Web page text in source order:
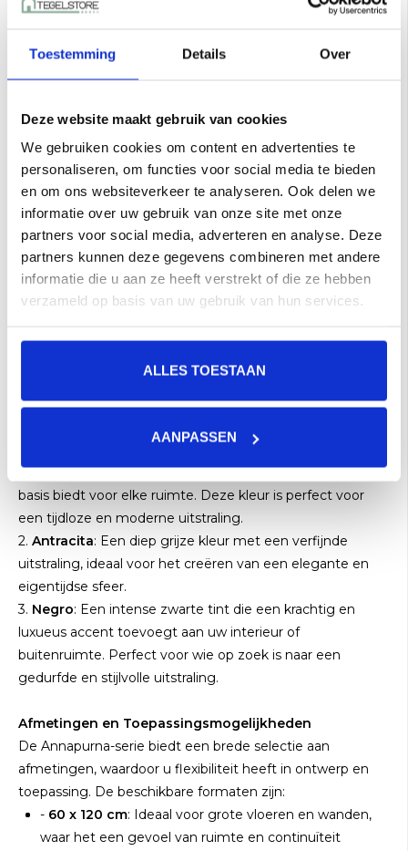
Toestemming Details Over
Deze website maakt gebruik van cookies
We gebruiken cookies om content en advertenties te
personaliseren, om functies voor social media te bieden
en om ons websiteverkeer te analyseren. Ook delen we
informatie over uw gebruik van onze site met onze
partners voor social media, adverteren en analyse. Deze
partners kunnen deze gegevens combineren met andere
informatie die u aan ze heeft verstrekt of die ze hebben
verzameld op basis van uw gebruik van hun services.
ALLES TOESTAAN
AANPASSEN
Grespania
Annapurna
Annapurna Serie van Grespania: Harmonieuze
Elegantie en Robuuste Duurzaamheid
DeAnnapurnavan Grespaniabrengt een subtiele mix
van natuurlijke elegantie en hedendaagse stijl in uw
interieur en buitenruimte. Geïnspireerd door de serene
schoonheid van berglandschappen, biedt deze collectie
keramische tegels een rustgevende en tijdloze esthetiek.
buitenruimte wilt verfraaien, de Annapurna-serie biedt
Kleuren en Texturen
kleuren, die elk een unieke sfeer en stijl uitstralen:
1.Gris: Een zachte grijstint die een neutrale en serene
basis biedt voor elke ruimte. Deze kleur is perfect voor
een tijdloze en moderne uitstraling.
2. Antracita: Een diep grijze kleur met een verfijnde
uitstraling, ideaal voor het creëren van een elegante en
eigentijdse sfeer.
3. Negro: Een intense zwarte tint die een krachtig en
luxueus accent toevoegt aan uw interieur of
buitenruimte. Perfect voor wie op zoek is naar een
gedurfde en stijlvolle uitstraling.
Afmetingen en Toepassingsmogelijkheden
De Annapurna-serie biedt een brede selectie aan
afmetingen, waardoor u flexibiliteit heeft in ontwerp en
toepassing. De beschikbare formaten zijn:
- 60 x 120 cm: Ideaal voor grote vloeren en wanden,
waar het een gevoel van ruimte en continuïteit